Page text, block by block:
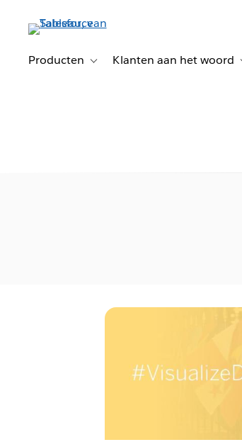
Producten
Toggle sub-navigation for Producten
Klanten aan het woord